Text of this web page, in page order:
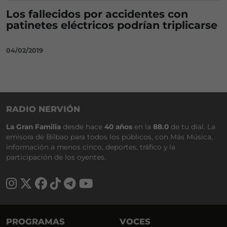
Los fallecidos por accidentes con
patinetes eléctricos podrían triplicarse
04/02/2019
RADIO NERVIÓN
La Gran Familia desde hace 40 años en la 88.0 de tu dial. La
emisora de Bilbao para todos los públicos, con Más Música,
información a menos cinco, deportes, tráfico y la
participación de los oyentes.
PROGRAMAS VOCES